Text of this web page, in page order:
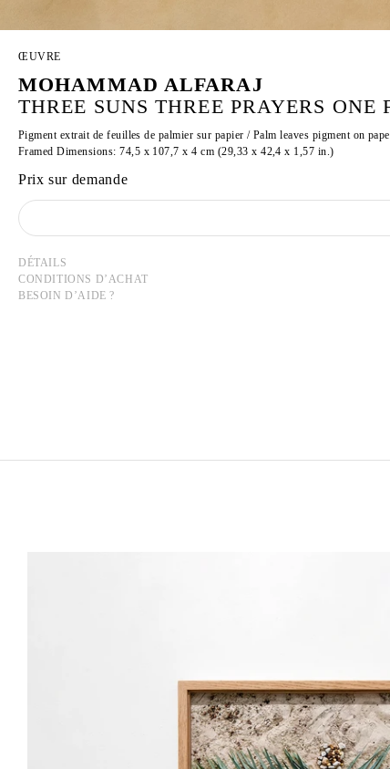
ŒUVRE
MOHAMMAD ALFARAJ
THREE SUNS THREE PRAYERS
Pigment extrait de feuilles de palmier sur papier / Palm leaves pigment on
Framed Dimensions: 74,5 x 107,7 x 4 cm (29,33 x 42,4 x 1,57 in.)
Prix sur demande
DÉTAILS
CONDITIONS D’ACHAT
BESOIN D’AIDE ?